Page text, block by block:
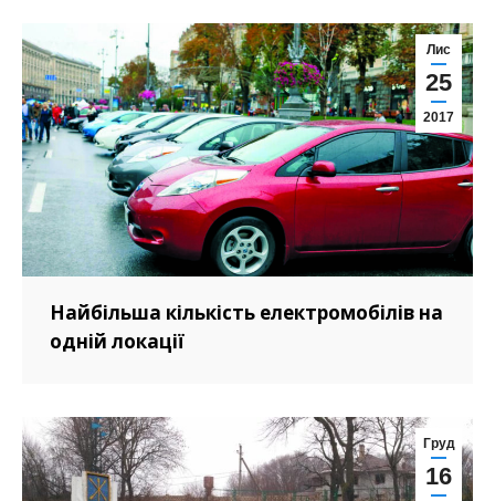
Лис
25
2017
Найбільша кількість електромобілів на
одній локації
Груд
16